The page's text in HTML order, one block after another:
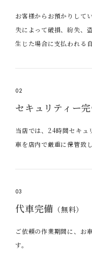
お客様からお預かりして
失によって破損、紛失、
生じた場合に支払われる
02
セキュリティー
当店では、24時間セキュ
車を店内で厳重に保管致し
03
代車完備 （無料）
ご依頼の作業期間に、お
す。